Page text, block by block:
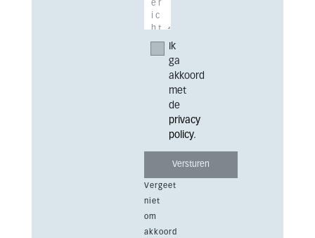
Ik
ga
akkoord
met
de
privacy
policy.
Vergeet
niet
om
akkoord